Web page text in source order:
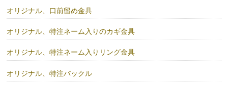
オリジナル、口前留め金具
オリジナル、特注ネーム入りのカギ金具
オリジナル、特注ネーム入りリング金具
オリジナル、特注バックル